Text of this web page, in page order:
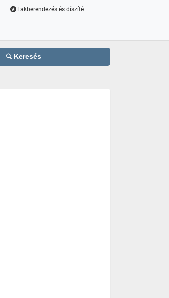
Lakberendezés és díszíté
Keresés